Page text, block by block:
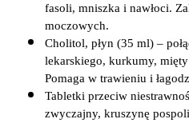
fasoli, mniszka i nawłoci.
moczowych.
Cholitol, płyn (35 ml) –
lekarskiego, kurkumy,
Pomaga w trawieniu i
Tabletki przeciw
zwyczajny, kruszynę